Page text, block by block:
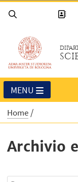
MENU
Home
Archivio